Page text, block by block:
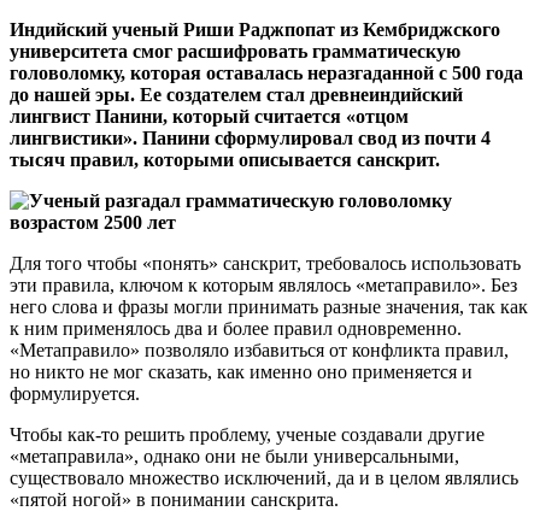
Индийский ученый Риши Раджпопат из Кембриджского
университета смог расшифровать грамматическую
головоломку, которая оставалась неразгаданной с 500 года
до нашей эры. Ее создателем стал древнеиндийский
лингвист Панини, который считается «отцом
лингвистики». Панини сформулировал свод из почти 4
тысяч правил, которыми описывается санскрит.
Для того чтобы «понять» санскрит, требовалось использовать
эти правила, ключом к которым являлось «метаправило». Без
него слова и фразы могли принимать разные значения, так как
к ним применялось два и более правил одновременно.
«Метаправило» позволяло избавиться от конфликта правил,
но никто не мог сказать, как именно оно применяется и
формулируется.
Чтобы как-то решить проблему, ученые создавали другие
«метаправила», однако они не были универсальными,
существовало множество исключений, да и в целом являлись
«пятой ногой» в понимании санскрита.